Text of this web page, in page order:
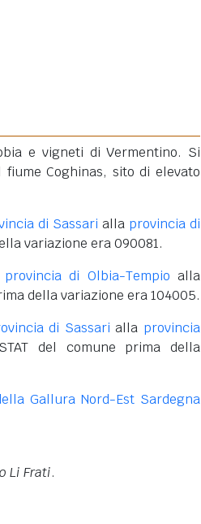
e vigneti di Vermentino. Si
Coghinas, sito di elevato
di Sassari alla provincia di
variazione era 090081.
provincia di Olbia-Tempio alla
della variazione era 104005.
di Sassari alla provincia
del comune prima della
Gallura Nord-Est Sardegna
Li Frati.